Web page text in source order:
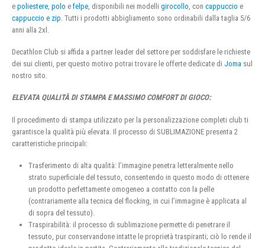
e poliestere polo e felpe , disponibili nei modelli girocollo , con cappuccio e
cappuccio e zip . Tutti i prodotti abbigliamento sono ordinabili dalla taglia 5/6
anni alla 2xl.
Decathlon Club si affida a partner leader del settore per soddisfare le richieste
dei sui clienti, per questo motivo potrai trovare le offerte dedicate di Joma sul
nostro sito.
ELEVATA QUALITÀ DI STAMPA E MASSIMO COMFORT DI GIOCO:
Il procedimento di stampa utilizzato per la personalizzazione completi club ti
garantisce la qualità più elevata. Il processo di SUBLIMAZIONE presenta 2
caratteristiche principali:
Trasferimento di alta qualità: l’immagine penetra letteralmente nello
strato superficiale del tessuto, consentendo in questo modo di ottenere
un prodotto perfettamente omogeneo a contatto con la pelle
(contrariamente alla tecnica del flocking, in cui l’immagine è applicata al
di sopra del tessuto).
Traspirabilità: il processo di sublimazione permette di penetrare il
tessuto, pur conservandone intatte le proprietà traspiranti; ciò lo rende il